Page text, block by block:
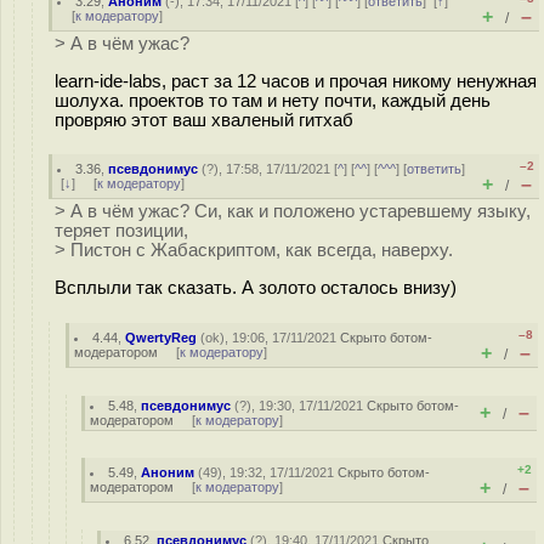
[к модератору] + / –
> А в чём ужас?
learn-ide-labs, раст за 12 часов и прочая никому ненужная
шолуха. проектов то там и нету почти, каждый день
провряю этот ваш хваленый гитхаб
3.36 ,псевдонимус (?), 17:58, 17/11/2021 [^] [^^] [^^^] [ответить]
[↓] [к модератору]
–2
+ / –
> А в чём ужас? Си, как и положено устаревшему языку,
теряет позиции,
> Пистон с Жабаскриптом, как всегда, наверху.
Всплыли так сказать. А золото осталось внизу)
4.44 ,QwertyReg (ok), 19:06, 17/11/2021Скрыто ботом-
модератором [к модератору]
–8
+ / –
5.48 ,псевдонимус (?), 19:30, 17/11/2021Скрыто ботом-
модератором [к модератору] + / –
5.49 ,Аноним (49), 19:32, 17/11/2021Скрыто ботом-
модератором [к модератору]
+2
+ / –
6.52 ,псевдонимус (?), 19:40, 17/11/2021Скрыто